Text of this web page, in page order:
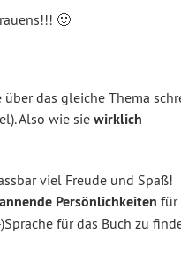
🙂
das gleiche Thema
Also wie siewirklich
viel Freude und Spaß!
Persönlichkeiten für
für das Buch zu